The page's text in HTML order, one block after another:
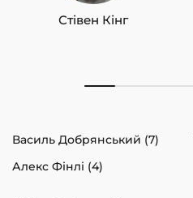
Стівен Кінг
Василь Добрянський (7)
Алекс Фінлі (4)